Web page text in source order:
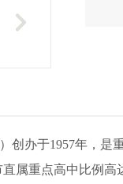
创办于1957年，
直属重点高中比例